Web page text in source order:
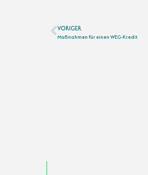
VORIGER
Maßnahmen für einen WEG-Kredit